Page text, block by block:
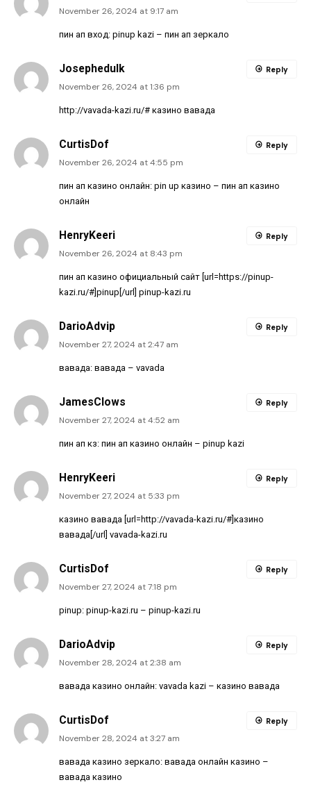
November 26, 2024 at 9:17 am
пин ап вход: pinup kazi – пин ап зеркало
Josephedulk
November 26, 2024 at 1:36 pm
http://vavada-kazi.ru/# казино вавада
Reply
CurtisDof
November 26, 2024 at 4:55 pm
пин ап казино онлайн: pin up казино – пин ап казино
онлайн
Reply
HenryKeeri
November 26, 2024 at 8:43 pm
пин ап казино официальный сайт [url=https://pinup-
kazi.ru/#]pinup[/url] pinup-kazi.ru
Reply
DarioAdvip
November 27, 2024 at 2:47 am
вавада: вавада – vavada
Reply
JamesClows
November 27, 2024 at 4:52 am
пин ап кз: пин ап казино онлайн – pinup kazi
Reply
HenryKeeri
November 27, 2024 at 5:33 pm
казино вавада [url=http://vavada-kazi.ru/#]казино
вавада[/url] vavada-kazi.ru
Reply
CurtisDof
November 27, 2024 at 7:18 pm
pinup: pinup-kazi.ru – pinup-kazi.ru
Reply
DarioAdvip
November 28, 2024 at 2:38 am
вавада казино онлайн: vavada kazi – казино вавада
Reply
CurtisDof
November 28, 2024 at 3:27 am
вавада казино зеркало: вавада онлайн казино –
вавада казино
Reply